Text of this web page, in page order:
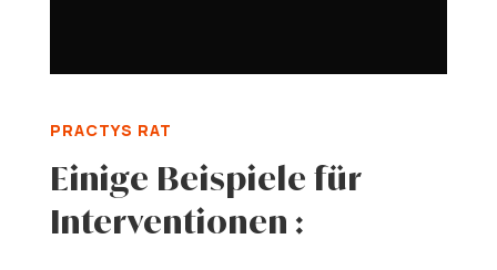
PRACTYS RAT
Einige Beispiele für
Interventionen :